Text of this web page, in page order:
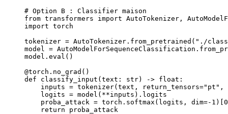
# Option B : Classifier maison
from transformers import AutoTokenizer,
import torch
tokenizer = AutoTokenizer.from_pretrained( "./
model =
model.eval()
@torch.no_grad ()
def classify_input (text: str) -> float :
    inputs
= tokenizer(text, return_tensors="pt" ,
    logits
= model( **inputs).logits
    proba_attack
= torch.softmax(logits, dim=- 1 )[0
    return
proba_attack